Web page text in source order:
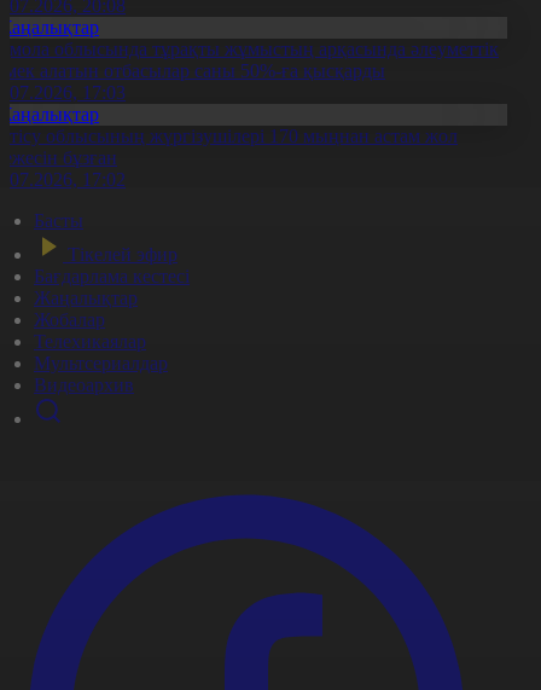
20:08
облысында тұрақты жұмыстың арқасында әлеуметтік
алатын отбасылар саны 50%-ға қысқарды
17:03
облысының жүргізушілері 170 мыңнан астам жол
бұзған
17:02
Басты
Тікелей эфир
Бағдарлама кестесі
Жаңалықтар
Жобалар
Телехикаялар
Мультсериалдар
Видеоархив